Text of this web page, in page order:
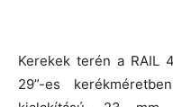
Kerekek terén a RAIL
29”-es